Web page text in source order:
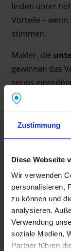
Zustimmung
Diese Webseite
Wir verwenden
personalisieren,
zu können und
analysieren.
Verwendung
soziale Medien,
Partner führen
leiden unter
Vorteile – wenn
stimmen.
Makler, die
gewinnen das
seriös
Der
Kopf –
aus
alte
machen.
Beratung wird
fachlich